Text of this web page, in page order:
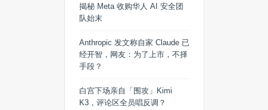
揭秘 Meta 收购华人 AI 安全团
队始末
Anthropic 发文称自家 Claude 已
经开智，网友：为了上市，不择
手段？
白宫下场亲自「围攻」Kimi
K3，评论区全员唱反调？